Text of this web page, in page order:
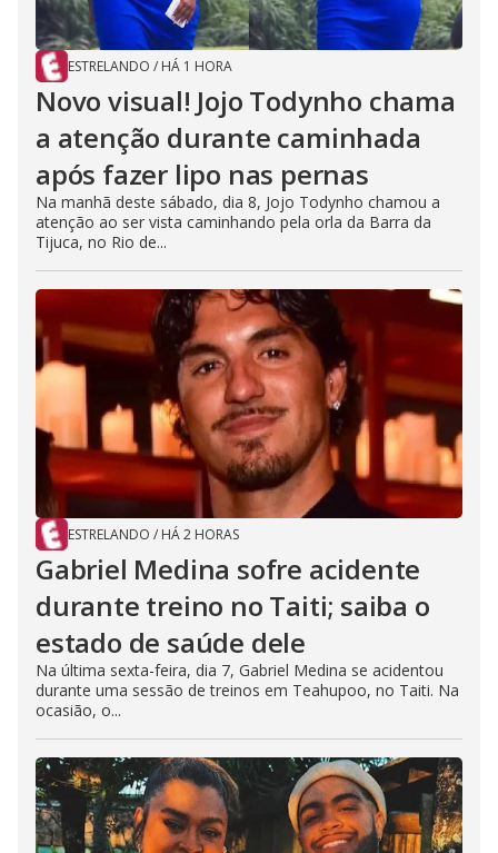
ESTRELANDO / HÁ 1 HORA
Novo visual! Jojo Todynho chama
a atenção durante caminhada
após fazer lipo nas pernas
Na manhã deste sábado, dia 8, Jojo Todynho chamou a
atenção ao ser vista caminhando pela orla da Barra da
Tijuca, no Rio de...
ESTRELANDO / HÁ 2 HORAS
Gabriel Medina sofre acidente
durante treino no Taiti; saiba o
estado de saúde dele
Na última sexta-feira, dia 7, Gabriel Medina se acidentou
durante uma sessão de treinos em Teahupoo, no Taiti. Na
ocasião, o...